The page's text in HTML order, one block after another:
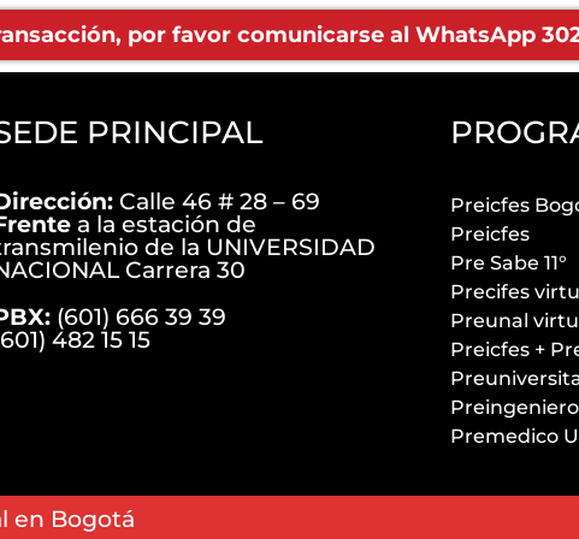
por favor comunicarse al WhatsApp
PRINCIPAL
Calle 46 # 28 – 69
a la estación de
de la UNIVERSIDAD
Carrera 30
(601) 666 39 39
482 15 15
Preicfes
Preicfes
Pre Sabe 11°
Precifes
Preunal
Preicfes +
Premedico
en Bogotá